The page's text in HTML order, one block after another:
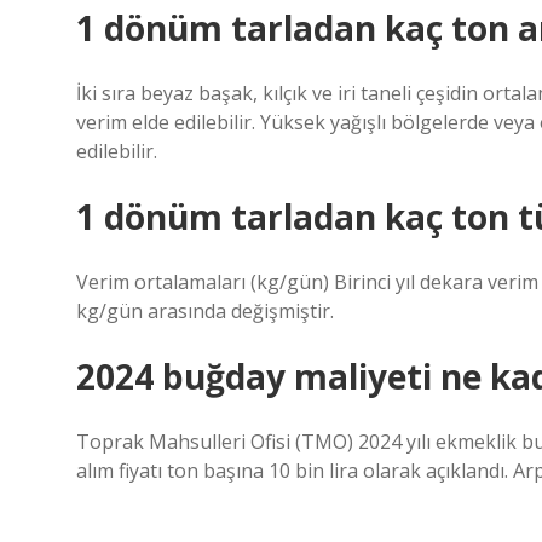
1 dönüm tarladan kaç ton
İki sıra beyaz başak, kılçık ve iri taneli çeşidin
verim elde edilebilir. Yüksek yağışlı bölgelerde
edilebilir.
1 dönüm tarladan kaç ton
Verim ortalamaları (kg/gün) Birinci yıl dekara
kg/gün arasında değişmiştir.
2024 buğday maliyeti ne
Toprak Mahsulleri Ofisi (TMO) 2024 yılı ekmeklik
alım fiyatı ton başına 10 bin lira olarak açıklandı.